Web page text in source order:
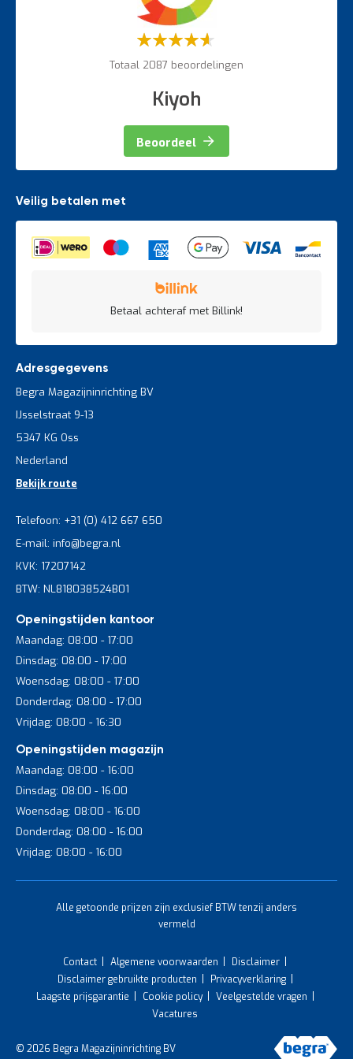
Waardering:
Totaal 2087 beoordelingen
Kiyoh
Beoordeel
Veilig betalen met
Betaal achteraf met Billink!
Adresgegevens
Begra Magazijninrichting BV
IJsselstraat 9-13
5347 KG Oss
Nederland
Bekijk route
Telefoon: +31 (0) 412 667 650
E-mail: info@begra.nl
KVK: 17207142
BTW: NL818038524B01
Openingstijden kantoor
Maandag: 08:00 - 17:00
Dinsdag: 08:00 - 17:00
Woensdag: 08:00 - 17:00
Donderdag: 08:00 - 17:00
Vrijdag: 08:00 - 16:30
Openingstijden magazijn
Maandag: 08:00 - 16:00
Dinsdag: 08:00 - 16:00
Woensdag: 08:00 - 16:00
Donderdag: 08:00 - 16:00
Vrijdag: 08:00 - 16:00
Alle getoonde prijzen zijn exclusief BTW tenzij anders
vermeld
Contact Algemene voorwaarden
Disclaimer
Disclaimer gebruikte producten
Privacyverklaring
Laagste prijsgarantie
Cookie policy
Veelgestelde vragen
Vacatures
© 2026 Begra Magazijninrichting BV